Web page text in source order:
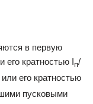
в первую
его кратностью Iп/
или его кратностью
пусковыми